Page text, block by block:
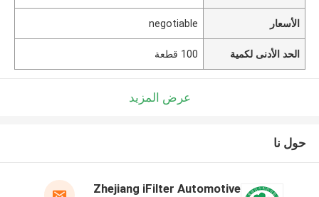
الأسعار negotiable
الحد الأدنى لكمية 100 قطعة
عرض المزيد
حول نا
Zhejiang iFilter Automotive